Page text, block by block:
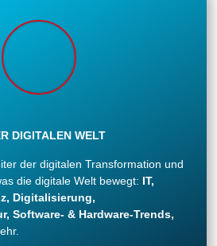
DIGITALEN WELT
der digitalen Transformation und
die digitale Welt bewegt: IT,
Digitalisierung,
Software- & Hardware-Trends,